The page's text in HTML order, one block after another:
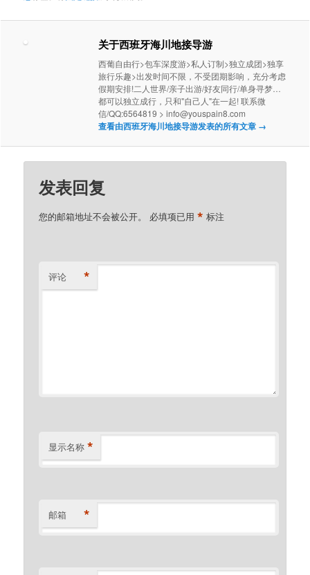
关于西班牙海川地接导游
西葡自由行>包车深度游>私人订制>独立成团>独享
旅行乐趣>出发时间不限，不受团期影响，充分考虑
假期安排!二人世界/亲子出游/好友同行/单身寻梦…
都可以独立成行，只和"自己人"在一起! 联系微
信/QQ:6564819 > info@youspain8.com
查看由西班牙海川地接导游发表的所有文章 →
发表回复
您的邮箱地址不会被公开。 必填项已用* 标注
评论 *
显示名称 *
邮箱 *